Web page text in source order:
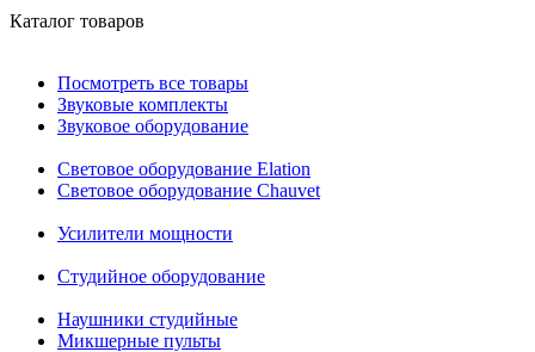
Каталог товаров
Посмотреть все товары
Звуковые комплекты
Звуковое оборудование
Световое оборудование Elation
Cветовое оборудование Chauvet
Усилители мощности
Студийное оборудование
Наушники студийные
Микшерные пульты